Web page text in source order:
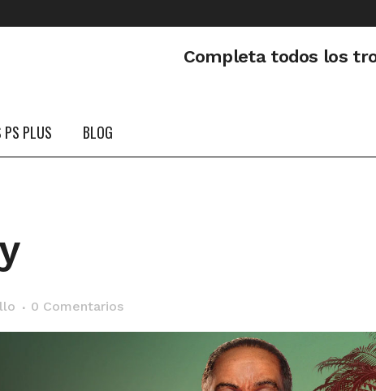
Completa todos los
PS PLUS BLOG
0 Comentarios